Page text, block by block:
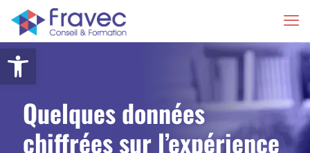
Ouvrir la barre d’outils
Quelques données
chiffrées sur l’expérience